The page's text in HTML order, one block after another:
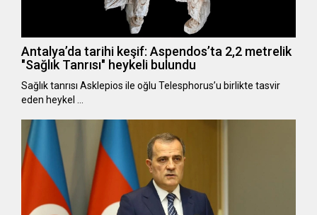
Antalya’da tarihi keşif: Aspendos’ta 2,2 metrelik
"Sağlık Tanrısı" heykeli bulundu
Sağlık tanrısı Asklepios ile oğlu Telesphorus’u birlikte tasvir
eden heykel …